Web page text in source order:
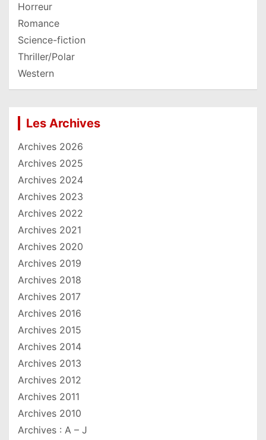
Horreur
Romance
Science-fiction
Thriller/Polar
Western
Les Archives
Archives 2026
Archives 2025
Archives 2024
Archives 2023
Archives 2022
Archives 2021
Archives 2020
Archives 2019
Archives 2018
Archives 2017
Archives 2016
Archives 2015
Archives 2014
Archives 2013
Archives 2012
Archives 2011
Archives 2010
Archives : A – J